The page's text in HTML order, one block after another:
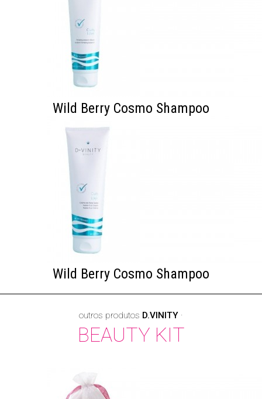
Wild Berry Cosmo Shampoo
Wild Berry Cosmo Shampoo
outros produtos D.VINITY ·
BEAUTY KIT